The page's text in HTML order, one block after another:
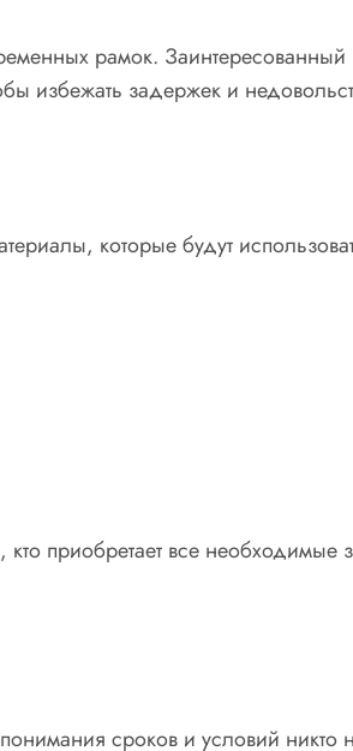
рамок. Заинтересованный
избежать задержек и
которые будут
приобретает все необходимые
сроков и условий никто